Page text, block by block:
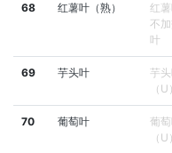
68 红薯叶（熟）
红
不
叶
69 芋头叶
芋
（U）
70 葡萄叶
葡
（U）